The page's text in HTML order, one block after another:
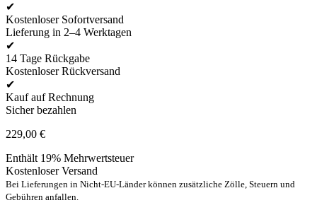
✔
Kostenloser Sofortversand
Lieferung in 2–4 Werktagen
✔
14 Tage Rückgabe
Kostenloser Rückversand
✔
Kauf auf Rechnung
Sicher bezahlen
229,00 €
Enthält 19% Mehrwertsteuer
Kostenloser Versand
Bei Lieferungen in Nicht-EU-Länder können zusätzliche Zölle, Steuern und
Gebühren anfallen.